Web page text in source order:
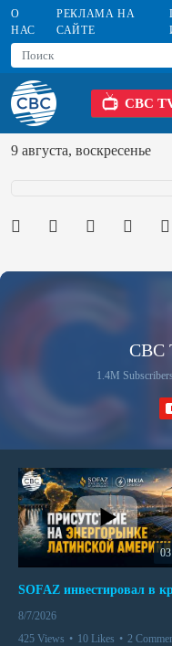
О
НАС
РЕКЛАМА НА
САЙТЕ
CBC
9 августа, воскресенье
CBC
1.4M Subscribers
8/7/2026
425 Views • 10 Likes • 2